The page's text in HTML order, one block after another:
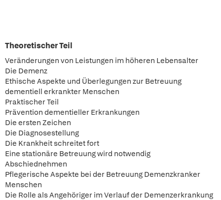
Theoretischer Teil
Veränderungen von Leistungen im höheren Lebensalter
Die Demenz
Ethische Aspekte und Überlegungen zur Betreuung
dementiell erkrankter Menschen
Praktischer Teil
Prävention dementieller Erkrankungen
Die ersten Zeichen
Die Diagnosestellung
Die Krankheit schreitet fort
Eine stationäre Betreuung wird notwendig
Abschiednehmen
Pflegerische Aspekte bei der Betreuung Demenzkranker
Menschen
Die Rolle als Angehöriger im Verlauf der Demenzerkrankung